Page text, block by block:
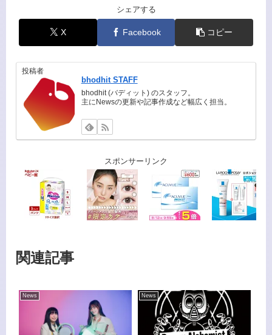
シェアする
X Facebook コピー
投稿者
bhodhit STAFF
bhodhit (バディット) のスタッフ。
主にNewsの更新や記事作成など幅広く担当。
スポンサーリンク
関連記事
News News